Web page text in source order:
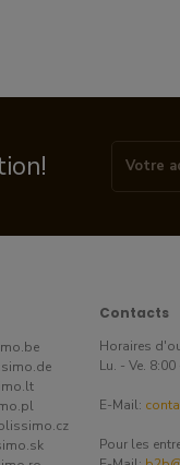
Contacts
Horaires
Lu. - Ve.
E-Mail:
Pour les